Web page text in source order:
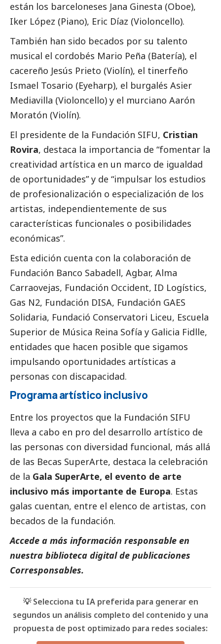
están los barceloneses Jana Ginesta (Oboe),
Iker López (Piano), Eric Díaz (Violoncello).
También han sido becados por su talento
musical el cordobés Mario Peña (Batería), el
cacereño Jesús Prieto (Violín), el tinerfeño
Ismael Tosario (Eyeharp), el burgalés Asier
Mediavilla (Violoncello) y el murciano Aarón
Moratón (Violín).
El presidente de la Fundación SIFU, Cristian
Rovira, destaca la importancia de “fomentar la
creatividad artística en un marco de igualdad
de oportunidades” y de “impulsar los estudios
de profesionalización o especialización de los
artistas, independientemente de sus
características funcionales o posibilidades
económicas”.
Esta edición cuenta con la colaboración de
Fundación Banco Sabadell, Agbar, Alma
Carraovejas, Fundación Occident, ID Logístics,
Gas N2, Fundación DISA, Fundación GAES
Solidaria, Fundació Conservatori Liceu, Escuela
Superior de Música Reina Sofía y Galicia Fidlle,
entidades que hacen posible que sigamos
impulsando oportunidades artísticas a
personas con discapacidad.
Programa artístico inclusivo
Entre los proyectos que la Fundación SIFU
lleva a cabo en pro del desarrollo artístico de
las personas con diversidad funcional, más allá
de las Becas SuperArte, destaca la celebración
de la Gala SuperArte, el evento de arte
inclusivo más importante de Europa. Estas
galas cuentan, entre el elenco de artistas, con
becados de la fundación.
Accede a más información responsable en
nuestra biblioteca digital de publicaciones
Corresponsables.
💡 Selecciona tu IA preferida para generar en
segundos un análisis completo del contenido y una
propuesta de post optimizado para redes sociales: